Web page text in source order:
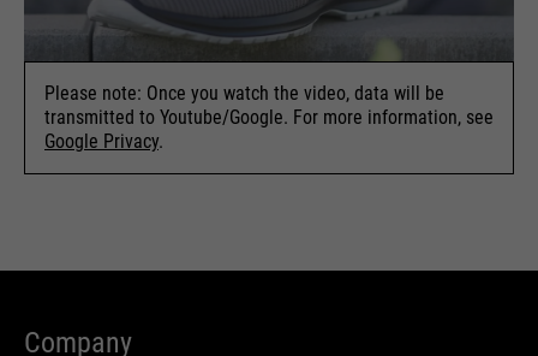
Please note: Once you watch the video, data will be
transmitted to Youtube/Google. For more information, see
Google Privacy.
Company